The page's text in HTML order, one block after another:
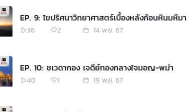
EP. 9: ไขปริศนาวิทยาศาสตร์เบื้องหลังก้อนหินมหึมา
36 2 14 พ.ย. 67
EP. 10: ชเวดากอง เจดีย์ทองกลางใจมอญ-พม่า
40 1 19 พ.ย. 67